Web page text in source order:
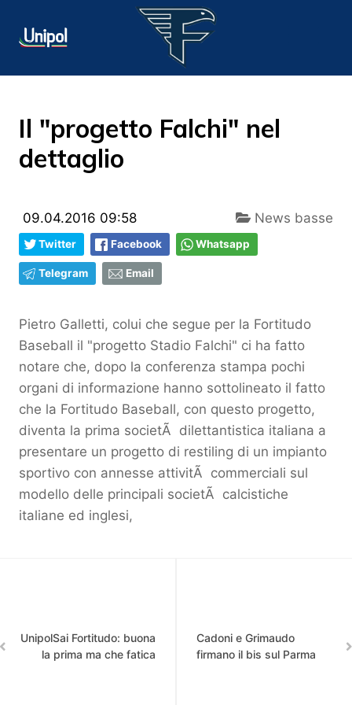
Il "progetto Falchi" nel
dettaglio
09.04.2016 09:58 News basse
Twitter Facebook Whatsapp
Telegram Email
Pietro Galletti, colui che segue per la Fortitudo
Baseball il "progetto Stadio Falchi" ci ha fatto
notare che, dopo la conferenza stampa pochi
organi di informazione hanno sottolineato il fatto
che la Fortitudo Baseball, con questo progetto,
diventa la prima societÃ dilettantistica italiana a
presentare un progetto di restiling di un impianto
sportivo con annesse attivitÃ commerciali sul
modello delle principali societÃ calcistiche
italiane ed inglesi,
UnipolSai Fortitudo: buona
la prima ma che fatica
Cadoni e Grimaudo
firmano il bis sul Parma